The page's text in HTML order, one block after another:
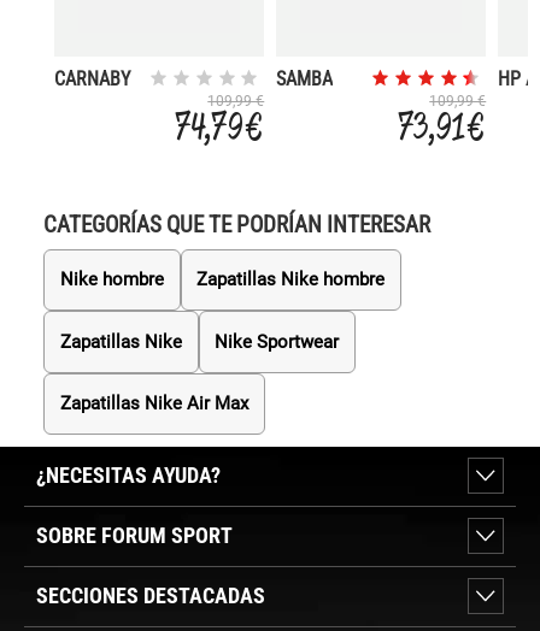
CARNABY
109,99 €
74,79 €
SAMBA
109,99 €
73,91 €
HP
CATEGORÍAS QUE TE PODRÍAN INTERESAR
Nike hombre Zapatillas Nike hombre
Zapatillas Nike Nike Sportwear
Zapatillas Nike Air Max
¿NECESITAS AYUDA?
SOBRE FORUM SPORT
SECCIONES DESTACADAS